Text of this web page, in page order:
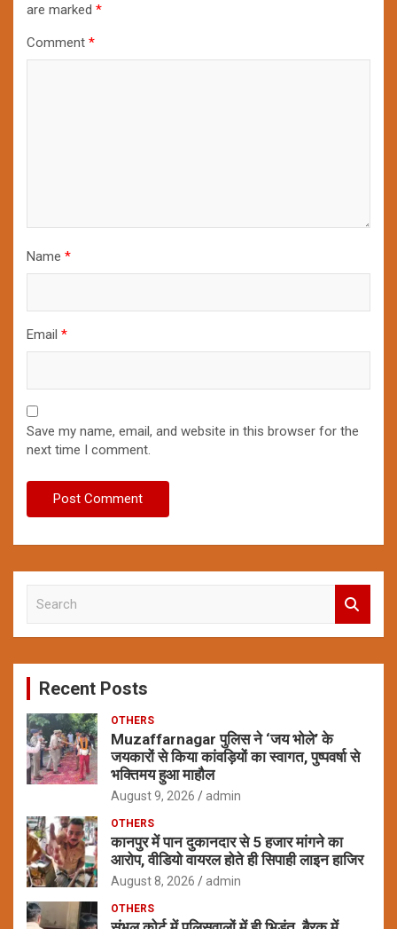
are marked *
Comment *
Name *
Email *
Save my name, email, and website in this browser for the
next time I comment.
c
Recent Posts
OTHERS
Muzaffarnagar पुलिस ने ‘जय भोले’ के
जयकारों से किया कांवड़ियों का स्वागत, पुष्पवर्षा से
भक्तिमय हुआ माहौल
August 9, 2026 admin
OTHERS
कानपुर में पान दुकानदार से 5 हजार मांगने का
आरोप, वीडियो वायरल होते ही सिपाही लाइन हाजिर
August 8, 2026 admin
OTHERS